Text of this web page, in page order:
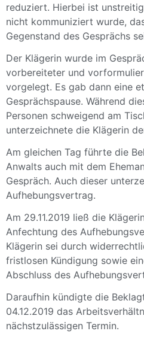
reduziert. Hierbei ist
nicht kommuniziert wurde,
Gegenstand des Gesprächs
Der Klägerin wurde im
vorbereiteter und
vorgelegt. Es gab dann eine
Gesprächspause. Während
Personen schweigend am
unterzeichnete die Klägerin
Am gleichen Tag führte die
Anwalts auch mit dem
Gespräch. Auch dieser
Aufhebungsvertrag.
Am 29.11.2019 ließ die
Anfechtung des
Klägerin sei durch
fristlosen Kündigung sowie
Abschluss des
Daraufhin kündigte die
04.12.2019 das
nächstzulässigen Termin.